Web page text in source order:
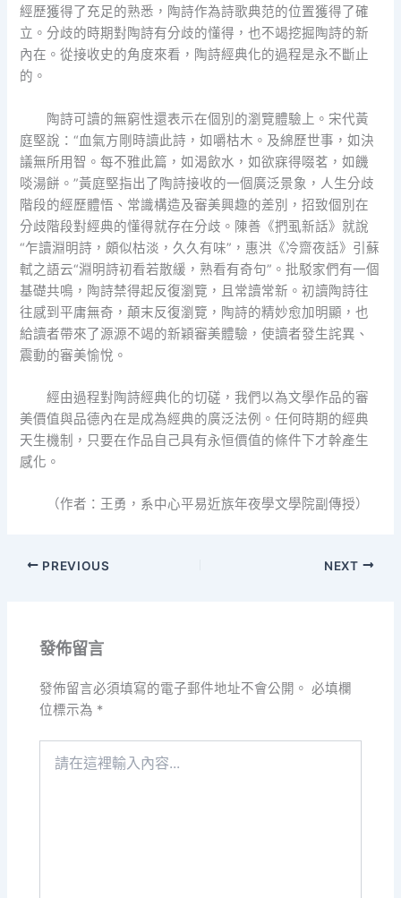
經歷獲得了充足的熟悉，陶詩作為詩歌典范的位置獲得了確
立。分歧的時期對陶詩有分歧的懂得，也不竭挖掘陶詩的新
內在。從接收史的角度來看，陶詩經典化的過程是永不斷止
的。
陶詩可讀的無窮性還表示在個別的瀏覽體驗上。宋代黃
庭堅說：“血氣方剛時讀此詩，如嚼枯木。及綿歷世事，如決
議無所用智。每不雅此篇，如渴飲水，如欲寐得啜茗，如饑
啖湯餅。”黃庭堅指出了陶詩接收的一個廣泛景象，人生分歧
階段的經歷體悟、常識構造及審美興趣的差別，招致個別在
分歧階段對經典的懂得就存在分歧。陳善《捫虱新話》就說
“乍讀淵明詩，頗似枯淡，久久有味”，惠洪《冷齋夜話》引蘇
軾之語云“淵明詩初看若散緩，熟看有奇句”。批駁家們有一個
基礎共鳴，陶詩禁得起反復瀏覽，且常讀常新。初讀陶詩往
往感到平庸無奇，顛末反復瀏覽，陶詩的精妙愈加明顯，也
給讀者帶來了源源不竭的新穎審美體驗，使讀者發生詫異、
震動的審美愉悅。
經由過程對陶詩經典化的切磋，我們以為文學作品的審
美價值與品德內在是成為經典的廣泛法例。任何時期的經典
天生機制，只要在作品自己具有永恒價值的條件下才幹產生
感化。
（作者：王勇，系中心平易近族年夜學文學院副傳授）
PREVIOUS NEXT
發佈留言
發佈留言必須填寫的電子郵件地址不會公開。 必填欄
位標示為 *